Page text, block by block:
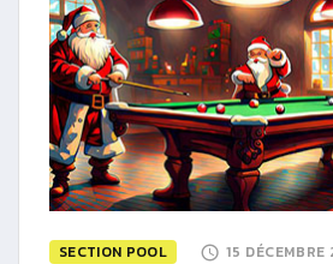
SECTION POOL 15